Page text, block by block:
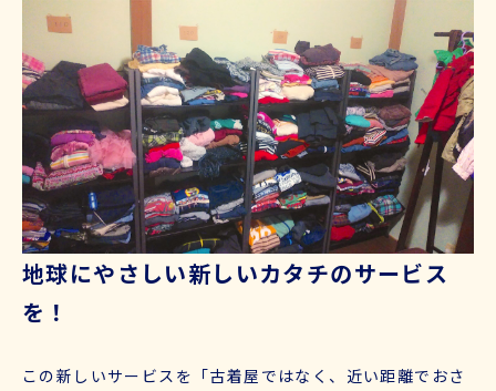
地球にやさしい新しいカタチのサービス
を！
この新しいサービスを「古着屋ではなく、近い距離でおさ